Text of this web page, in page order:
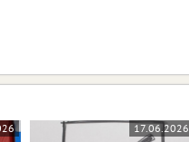
17.06.2026